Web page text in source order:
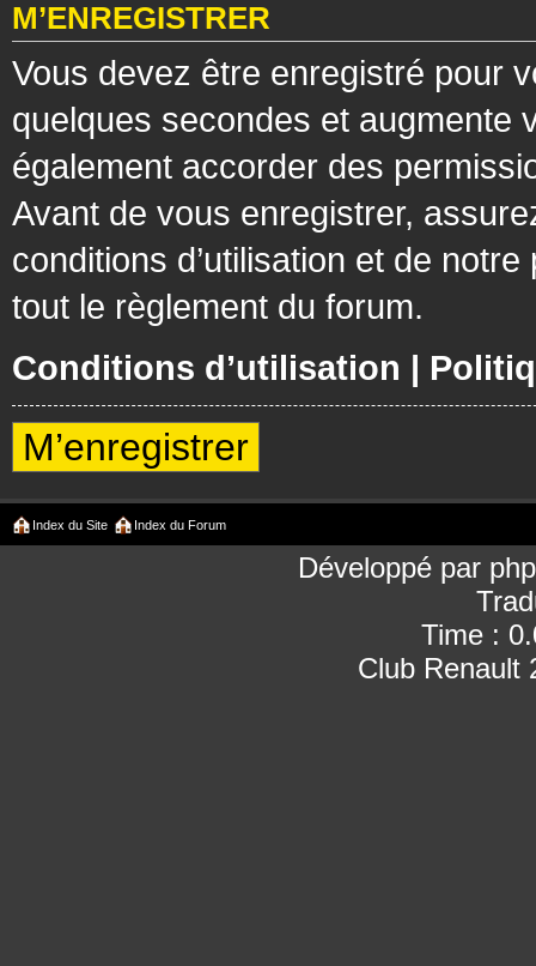
M’ENREGISTRER
Vous devez être enregistré pour
quelques secondes et augmente
également accorder des
Avant de vous enregistrer,
conditions d’utilisation et de
tout le règlement du forum.
Conditions d’utilisation |
M’enregistrer
Index du Site Index du Forum
Développé par
Time :
Club Renault